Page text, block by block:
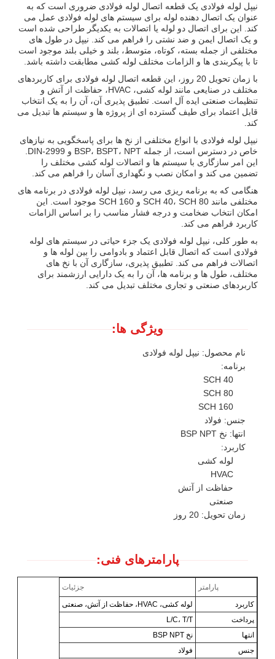
نیپل لوله فولادی یک قطعه اتصال لوله فولادی ضروری است که به
عنوان یک اتصال دهنده لوله برای سیستم های لوله فولادی عمل می
کند. این برای اتصال دو لوله یا اتصالات به یکدیگر طراحی شده است
و یک اتصال ایمن و ضد نشتی را فراهم می کند. نیپل در طول های
مختلفی از جمله بسته، کوتاه، متوسط، بلند و خیلی بلند موجود است
تا با پیکربندی ها و الزامات مختلف لوله کشی مطابقت داشته باشد.
با زمان تحویل 20 روز، این قطعه اتصال لوله فولادی برای کاربردهای
مختلف در صنایعی مانند لوله کشی، HVAC، حفاظت از آتش و
تنظیمات صنعتی ایده آل است. تطبیق پذیری آن، آن را به یک انتخاب
قابل اعتماد برای طیف گسترده ای از پروژه ها و سیستم ها تبدیل می
کند.
نیپل لوله فولادی با انواع مختلفی از نخ ها برای پاسخگویی به نیازهای
این امر سازگاری با سیستم ها و اتصالات لوله کشی مختلف را
تضمین می کند و امکان نصب و نگهداری آسان را فراهم می کند.
هنگامی که به برنامه ریزی می رسد، نیپل لوله فولادی در برنامه های
مختلفی مانند SCH 40، SCH 80 و SCH 160 موجود است. این
امکان انتخاب ضخامت و درجه فشار مناسب را بر اساس الزامات
کاربرد فراهم می کند.
به طور کلی، نیپل لوله فولادی یک جزء حیاتی در سیستم های لوله
فولادی است که اتصال قابل اعتماد و بادوامی را بین لوله ها و
اتصالات فراهم می کند. تطبیق پذیری، سازگاری آن با نخ های
مختلف، طول ها و برنامه ها، آن را به یک دارایی ارزشمند برای
کاربردهای صنعتی و تجاری مختلف تبدیل می کند.
ویژگی ها:
نام محصول: نیپل لوله فولادی
برنامه:
SCH 40
SCH 80
SCH 160
جنس: فولاد
انتها: نخ BSP NPT
کاربرد:
لوله کشی
HVAC
حفاظت از آتش
صنعتی
زمان تحویل: 20 روز
پارامترهای فنی:
پارامتر
جزئیات
کاربرد
لوله کشی، HVAC، حفاظت از آتش، صنعتی
پرداخت
L/C، T/T
انتها
نخ BSP NPT
جنس
فولاد